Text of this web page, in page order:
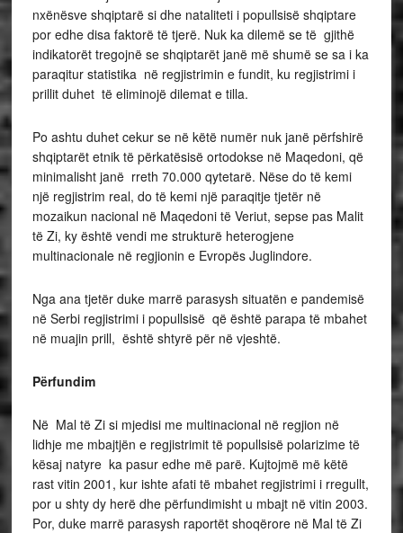
nxënësve shqiptarë si dhe nataliteti i popullsisë shqiptare
por edhe disa faktorë të tjerë. Nuk ka dilemë se të gjithë
indikatorët tregojnë se shqiptarët janë më shumë se sa i ka
paraqitur statistika në regjistrimin e fundit, ku regjistrimi i
prillit duhet të eliminojë dilemat e tilla.
Po ashtu duhet cekur se në këtë numër nuk janë përfshirë
shqiptarët etnik të përkatësisë ortodokse në Maqedoni, që
minimalisht janë rreth 70.000 qytetarë. Nëse do të kemi
një regjistrim real, do të kemi një paraqitje tjetër në
mozaikun nacional në Maqedoni të Veriut, sepse pas Malit
të Zi, ky është vendi me strukturë heterogjene
multinacionale në regjionin e Evropës Juglindore.
Nga ana tjetër duke marrë parasysh situatën e pandemisë
në Serbi regjistrimi i popullsisë që është parapa të mbahet
në muajin prill, është shtyrë për në vjeshtë.
Përfundim
Në Mal të Zi si mjedisi me multinacional në regjion në
lidhje me mbajtjën e regjistrimit të popullsisë polarizime të
kësaj natyre ka pasur edhe më parë. Kujtojmë më këtë
rast vitin 2001, kur ishte afati të mbahet regjistrimi i rregullt,
por u shty dy herë dhe përfundimisht u mbajt në vitin 2003.
Por, duke marrë parasysh raportët shoqërore në Mal të Zi